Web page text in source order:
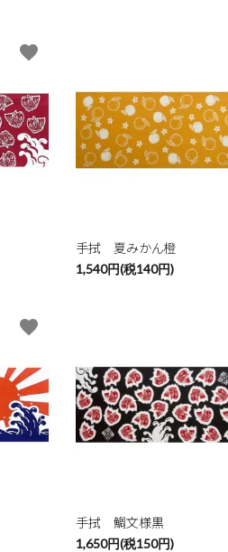
favorite
手拭 夏みかん橙
1,540円(税140円)
favorite
手拭 鯛文様黒
1,650円(税150円)
close